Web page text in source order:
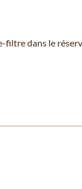
filtre dans le
pouvez sauter